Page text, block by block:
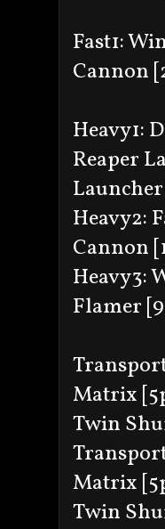
Fast1:
Cannon
Heavy1:
Reaper
Heavy2:
Cannon
Heavy3:
Flamer
Matrix
Twin
Matrix
Twin